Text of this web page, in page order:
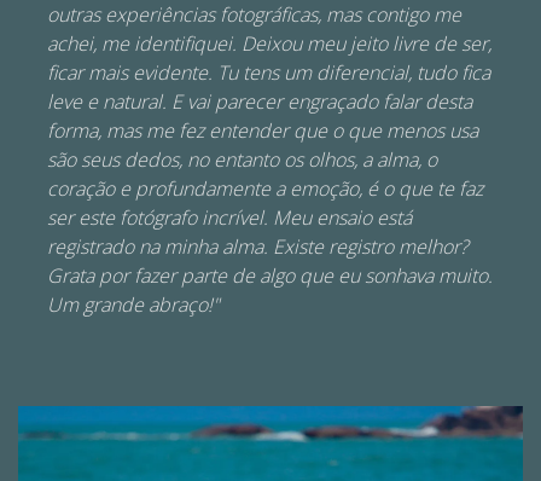
outras experiências fotográficas, mas contigo me
achei, me identifiquei. Deixou meu jeito livre de ser,
ficar mais evidente. Tu tens um diferencial, tudo fica
leve e natural. E vai parecer engraçado falar desta
forma, mas me fez entender que o que menos usa
são seus dedos, no entanto os olhos, a alma, o
coração e profundamente a emoção, é o que te faz
ser este fotógrafo incrível. Meu ensaio está
registrado na minha alma. Existe registro melhor?
Grata por fazer parte de algo que eu sonhava muito.
Um grande abraço!"